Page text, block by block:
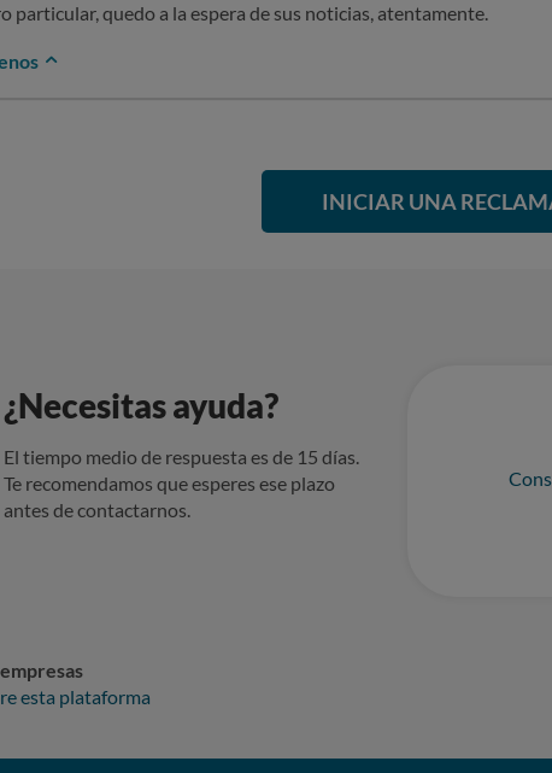
particular, quedo a la espera de sus noticias, atentamente.
INICIAR UNA
¿Necesitas ayuda?
El tiempo medio de respuesta es de 15 días.
Te recomendamos que esperes ese plazo
antes de contactarnos.
esta plataforma